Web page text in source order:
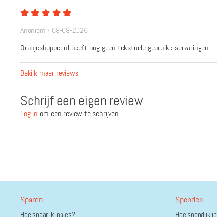
Anoniem - 08-08-2026
Oranjeshopper.nl heeft nog geen tekstuele gebruikerservaringen.
Bekijk meer reviews
Schrijf een eigen review
Log in om een review te schrijven
Sparen
Hoe spaar ik ippies?
Spenden
Hoe spend ik